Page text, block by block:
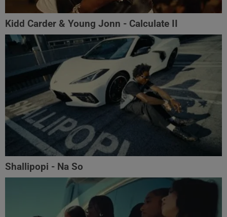
Kidd Carder & Young Jonn - Calculate II
Shallipopi - Na So